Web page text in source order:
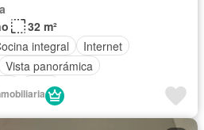
32 m²
integral
Internet
Vista panorámica
Agua